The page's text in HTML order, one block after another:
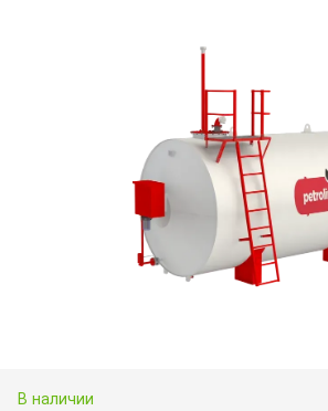
В наличии